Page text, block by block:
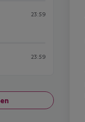
23:59
23:59